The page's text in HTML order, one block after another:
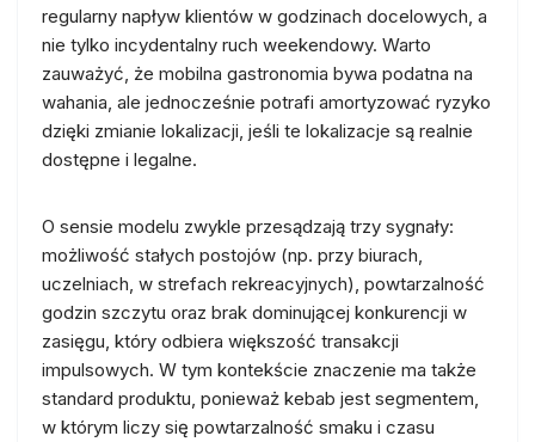
regularny napływ klientów w godzinach docelowych, a
nie tylko incydentalny ruch weekendowy. Warto
zauważyć, że mobilna gastronomia bywa podatna na
wahania, ale jednocześnie potrafi amortyzować ryzyko
dzięki zmianie lokalizacji, jeśli te lokalizacje są realnie
dostępne i legalne.
O sensie modelu zwykle przesądzają trzy sygnały:
możliwość stałych postojów (np. przy biurach,
uczelniach, w strefach rekreacyjnych), powtarzalność
godzin szczytu oraz brak dominującej konkurencji w
zasięgu, który odbiera większość transakcji
impulsowych. W tym kontekście znaczenie ma także
standard produktu, ponieważ kebab jest segmentem,
w którym liczy się powtarzalność smaku i czasu